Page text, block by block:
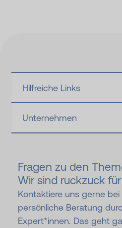
Hilfreiche Links
Unternehmen
Fragen zu den
Wir sind ruckzuck
Kontaktiere uns gerne
persönliche Beratung
Expert*innen. Das geht